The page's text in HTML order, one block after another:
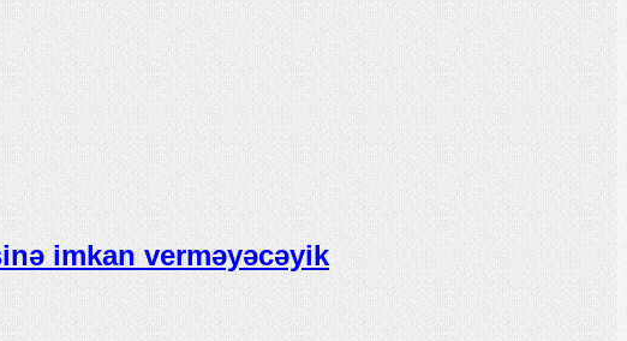
imkan verməyəcəyik